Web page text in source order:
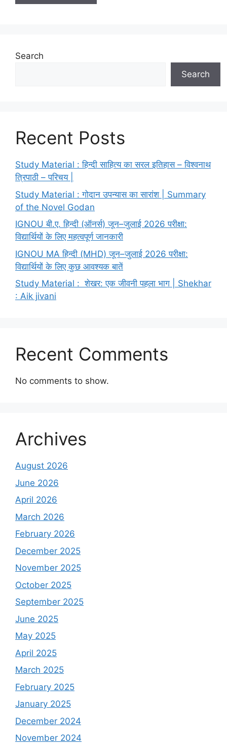
Search
Search
Recent Posts
Study Material : हिन्दी साहित्य का सरल इतिहास – विश्वनाथ
त्रिपाठी – परिचय |
Study Material : गोदान उपन्यास का सारांश | Summary
of the Novel Godan
IGNOU बी.ए. हिन्दी (ऑनर्स) जून–जुलाई 2026 परीक्षा:
विद्यार्थियों के लिए महत्वपूर्ण जानकारी
IGNOU MA हिन्दी (MHD) जून–जुलाई 2026 परीक्षा:
विद्यार्थियों के लिए कुछ आवश्यक बातें
Study Material : शेखर: एक जीवनी पहला भाग | Shekhar
: Aik jivani
Recent Comments
No comments to show.
Archives
August 2026
June 2026
April 2026
March 2026
February 2026
December 2025
November 2025
October 2025
September 2025
June 2025
May 2025
April 2025
March 2025
February 2025
January 2025
December 2024
November 2024